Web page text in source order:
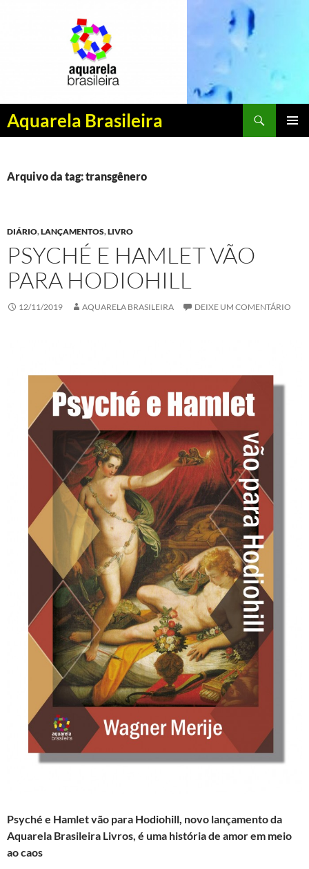
Aquarela Brasileira
Pesquisar
PULAR
CONTEÚDO
Arquivo da tag: transgênero
DIÁRIO,LANÇAMENTOS,LIVRO
PSYCHÉ E HAMLET VÃO
PARA HODIOHILL
12/11/2019 AQUARELA BRASILEIRA DEIXE UM COMENTÁRIO
Psyché e Hamlet vão para Hodiohill, novo lançamento da
Aquarela Brasileira Livros, é uma história de amor em meio
ao caos